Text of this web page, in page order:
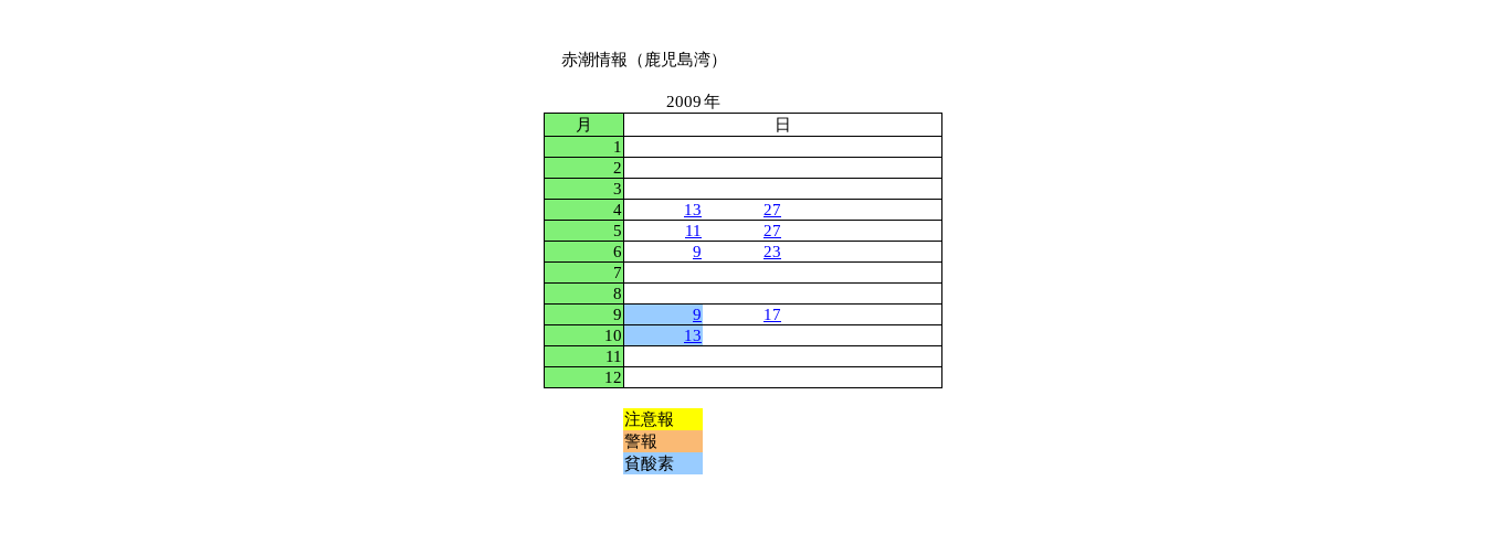
赤潮情報（鹿児島湾）
2009年
月
日
1
2
3
4
13
27
5
11
27
6
9
23
7
8
9
9
17
10
13
11
12
注意報
警報
貧酸素